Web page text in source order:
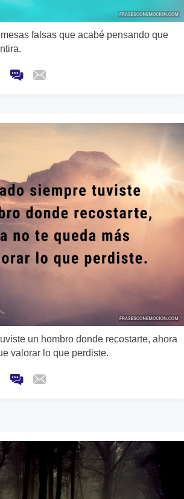
falsas que acabé pensando que
un hombro donde recostarte, ahora
valorar lo que perdiste.